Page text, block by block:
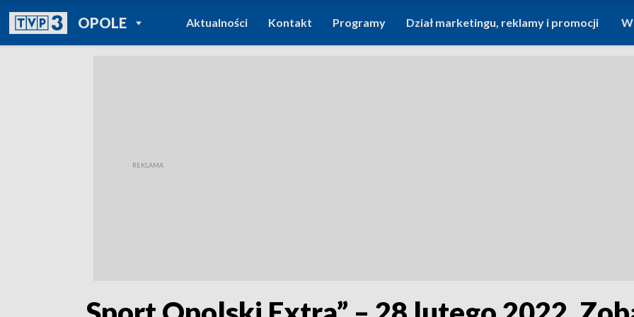
OPOLEPOWRÓT DO
TVP REGIONY
Aktualności Kontakt Programy Dział marketingu, reklamy i promocji